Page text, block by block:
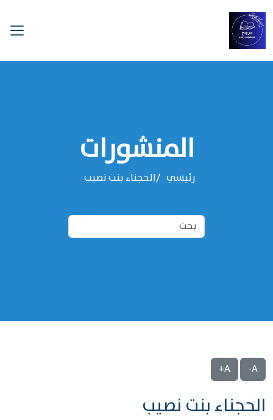
المنشورات
رئيسي ‌‌الحجناء بنت نصيب
A-
A+
‌‌الحجناء بنت نصيب